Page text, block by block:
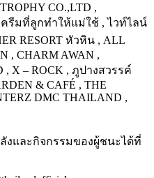
CO.,LTD ,
ครีมที่ลูกทำให้แม่ใช้ , ไวท์ไลน์
RESORT หัวหิน , ALL
, CHARM AWAN ,
, X – ROCK , ภูปางสวรรค์
& CAFÉ , THE
DMC THAILAND ,
และกิจกรรมของผู้ชนะได้ที่